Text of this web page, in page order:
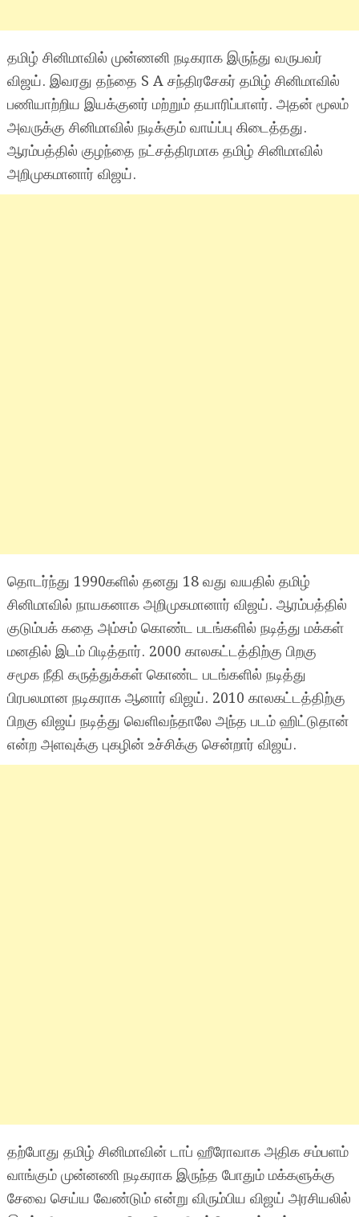
தமிழ் சினிமாவில் முன்ணனி நடிகராக இருந்து வருபவர்
விஜய். இவரது தந்தை S A சந்திரசேகர் தமிழ் சினிமாவில்
பணியாற்றிய இயக்குனர் மற்றும் தயாரிப்பாளர். அதன் மூலம்
அவருக்கு சினிமாவில் நடிக்கும் வாய்ப்பு கிடைத்தது.
ஆரம்பத்தில் குழந்தை நட்சத்திரமாக தமிழ் சினிமாவில்
அறிமுகமானார் விஜய்.
தொடர்ந்து 1990களில் தனது 18 வது வயதில் தமிழ்
சினிமாவில் நாயகனாக அறிமுகமானார் விஜய். ஆரம்பத்தில்
குடும்பக் கதை அம்சம் கொண்ட படங்களில் நடித்து மக்கள்
மனதில் இடம் பிடித்தார். 2000 காலகட்டத்திற்கு பிறகு
சமூக நீதி கருத்துக்கள் கொண்ட படங்களில் நடித்து
பிரபலமான நடிகராக ஆனார் விஜய். 2010 காலகட்டத்திற்கு
பிறகு விஜய் நடித்து வெளிவந்தாலே அந்த படம் ஹிட்டுதான்
என்ற அளவுக்கு புகழின் உச்சிக்கு சென்றார் விஜய்.
தற்போது தமிழ் சினிமாவின் டாப் ஹீரோவாக அதிக சம்பளம்
வாங்கும் முன்னணி நடிகராக இருந்த போதும் மக்களுக்கு
சேவை செய்ய வேண்டும் என்று விரும்பிய விஜய் அரசியலில்